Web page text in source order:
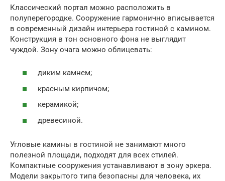
Классический портал можно расположить в
полуперегородке. Сооружение гармонично вписывается
в современный дизайн интерьера гостиной с камином.
Конструкция в тон основного фона не выглядит
чуждой. Зону очага можно облицевать:
диким камнем;
красным кирпичом;
керамикой;
древесиной.
Угловые камины в гостиной не занимают много
полезной площади, подходят для всех стилей.
Компактные сооружения устанавливают в зону эркера.
Модели закрытого типа безопасны для человека, их